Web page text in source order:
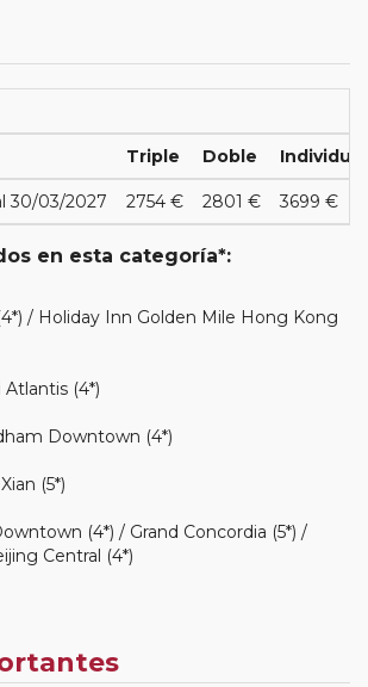
Triple Doble Individual
30/03/2027 2754 € 2801 € 3699 €
en esta categoría*:
/ Holiday Inn Golden Mile Hong Kong
(4*)
Downtown (4*)
(5*)
(4*) / Grand Concordia (5*) /
Central (4*)